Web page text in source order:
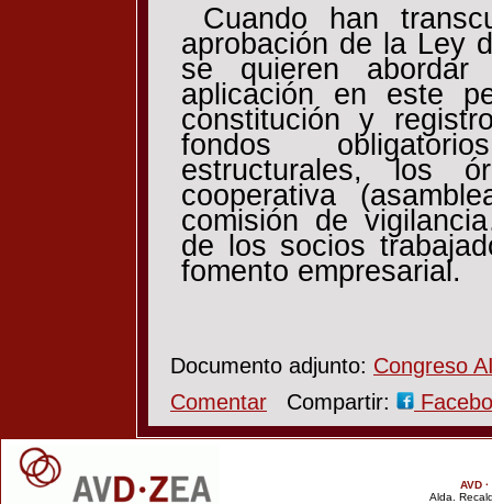
Cuando han
aprobación de la Ley
se quieren
aplicación en este
constitución y
fondos
estructurales, los
cooperativa
comisión de
de los socios
fomento empresarial.
Documento adjunto: Congreso
Comentar
Compartir:
AVD
Alda.